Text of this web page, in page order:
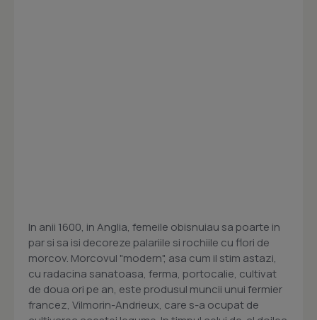
In anii 1600, in Anglia, femeile obisnuiau sa poarte in
par si sa isi decoreze palariile si rochiile cu flori de
morcov. Morcovul "modern", asa cum il stim astazi,
cu radacina sanatoasa, ferma, portocalie, cultivat
de doua ori pe an, este produsul muncii unui fermier
francez, Vilmorin-Andrieux, care s-a ocupat de